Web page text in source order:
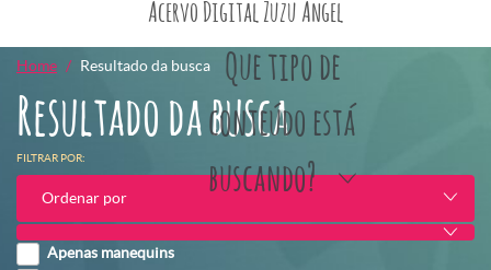
Acervo Digital Zuzu Angel
Que tipo de
conteúdo está
buscando?
Home Resultado da busca
Resultado da busca
FILTRAR POR:
Ordenar por
Apenas manequins